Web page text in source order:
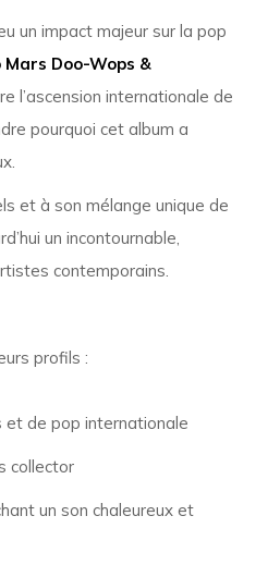
un impact majeur sur la pop
Doo-Wops &
l’ascension internationale de
pourquoi cet album a
et à son mélange unique de
un incontournable,
contemporains.
profils :
et de pop internationale
collector
un son chaleureux et